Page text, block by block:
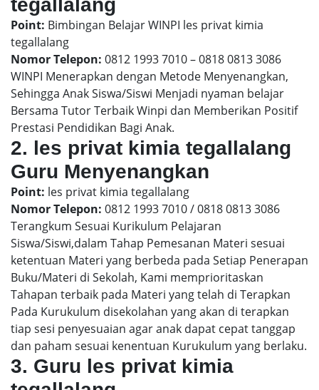
tegallalang
Point: Bimbingan Belajar WINPI les privat kimia
tegallalang
Nomor Telepon: 0812 1993 7010 – 0818 0813 3086
WINPI Menerapkan dengan Metode Menyenangkan,
Sehingga Anak Siswa/Siswi Menjadi nyaman belajar
Bersama Tutor Terbaik Winpi dan Memberikan Positif
Prestasi Pendidikan Bagi Anak.
2. les privat kimia tegallalang
Guru Menyenangkan
Point: les privat kimia tegallalang
Nomor Telepon: 0812 1993 7010 / 0818 0813 3086
Terangkum Sesuai Kurikulum Pelajaran
Siswa/Siswi,dalam Tahap Pemesanan Materi sesuai
ketentuan Materi yang berbeda pada Setiap Penerapan
Buku/Materi di Sekolah, Kami memprioritaskan
Tahapan terbaik pada Materi yang telah di Terapkan
Pada Kurukulum disekolahan yang akan di terapkan
tiap sesi penyesuaian agar anak dapat cepat tanggap
dan paham sesuai kenentuan Kurukulum yang berlaku.
3. Guru les privat kimia